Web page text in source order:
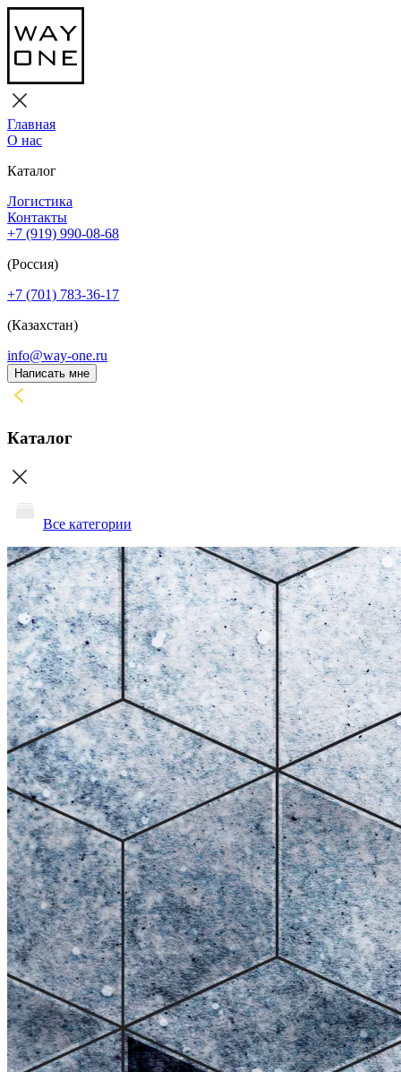
Главная
О нас
Каталог
Логистика
Контакты
+7 (919) 990-08-68
(Россия)
+7 (701) 783-36-17
(Казахстан)
info@way-one.ru
Написать мне
Каталог
Все категории